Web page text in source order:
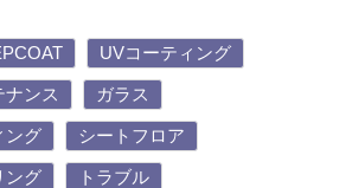
UVコーティング
ナンス ガラス
ング シートフロア
ング トラブル